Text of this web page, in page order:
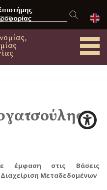
έμφαση στις Βάσεις
Μεταδεδομένων